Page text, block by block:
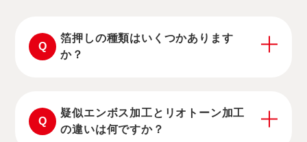
Q
箔押しの種類はいくつかあります
か？
Q
疑似エンボス加工とリオトーン加工
の違いは何ですか？